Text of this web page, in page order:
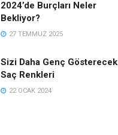
2024’de Burçları Neler
Bekliyor?
27 TEMMUZ 2025
Sizi Daha Genç Gösterecek
Saç Renkleri
22 OCAK 2024